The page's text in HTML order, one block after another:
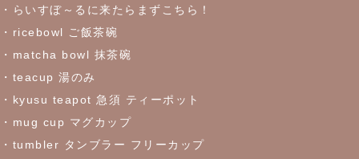
2023/6/7
これからの季節にぴったりなトルコブルーのお皿が限定入荷しま
した♪お早めにどうぞ！
2023/5/30
・らいすぼ～るに来たらまずこちら！
・ricebowl ご飯茶碗
・matcha bowl 抹茶碗
・teacup 湯のみ
・kyusu teapot 急須 ティーポット
・mug cup マグカップ
・tumbler タンブラー フリーカップ